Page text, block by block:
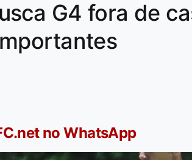
G4 fora de
no WhatsApp